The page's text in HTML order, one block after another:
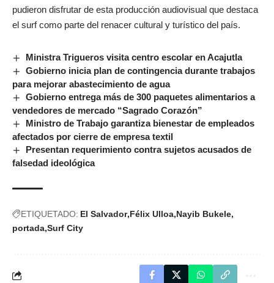
pudieron disfrutar de esta producción audiovisual que destaca
el surf como parte del renacer cultural y turístico del país.
Ministra Trigueros visita centro escolar en Acajutla
Gobierno inicia plan de contingencia durante trabajos
para mejorar abastecimiento de agua
Gobierno entrega más de 300 paquetes alimentarios a
vendedores de mercado “Sagrado Corazón”
Ministro de Trabajo garantiza bienestar de empleados
afectados por cierre de empresa textil
Presentan requerimiento contra sujetos acusados de
falsedad ideológica
ETIQUETADO: El Salvador Félix Ulloa Nayib Bukele
portada Surf City